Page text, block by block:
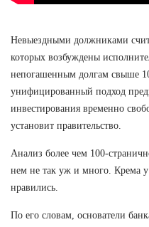
Невыездными должниками
которых возбуждены
непогашенным долгам свыше
унифицированный подход
инвестирования временно
установит правительство.
Анализ более чем 100-
нем не так уж и много. Крема
нравились.
По его словам, основатели